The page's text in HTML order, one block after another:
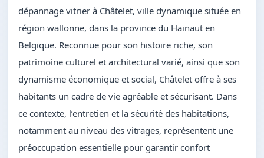
dépannage vitrier à Châtelet, ville dynamique située en
région wallonne, dans la province du Hainaut en
Belgique. Reconnue pour son histoire riche, son
patrimoine culturel et architectural varié, ainsi que son
dynamisme économique et social, Châtelet offre à ses
habitants un cadre de vie agréable et sécurisant. Dans
ce contexte, l’entretien et la sécurité des habitations,
notamment au niveau des vitrages, représentent une
préoccupation essentielle pour garantir confort